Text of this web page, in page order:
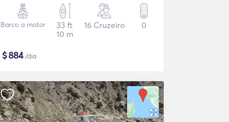
Barco a motor
33 ft
10 m
16 Cruzeiro 0
$884/dia